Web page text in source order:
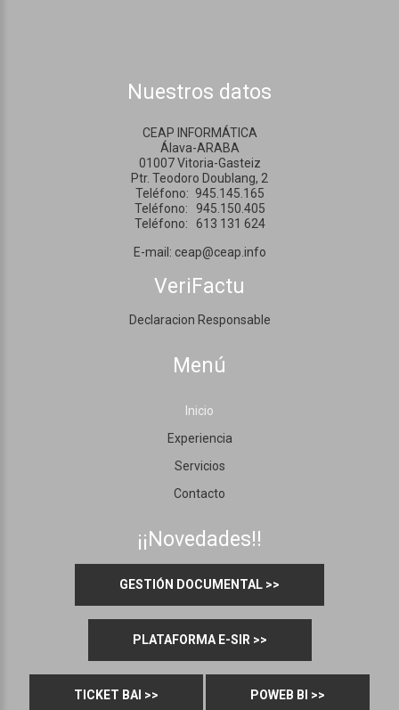
Nuestros datos
CEAP INFORMÁTICA
Álava-ARABA
01007 Vitoria-Gasteiz
Ptr. Teodoro Doublang, 2
Teléfono: 945.145.165
Teléfono:
945.150.405
Teléfono:
613 131 624
E-mail: ceap@ceap.info
VeriFactu
Declaracion Responsable
Menú
Inicio
Experiencia
Servicios
Contacto
¡¡Novedades!!
GESTIÓN DOCUMENTAL >>
PLATAFORMA E-SIR >>
TICKET BAI >> POWEB BI >>